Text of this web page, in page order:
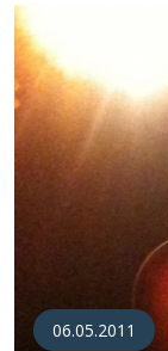
06.05.2011